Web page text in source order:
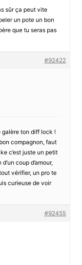
sûr ça peut vite
un pote un bon
que tu seras pas
#92422
galère ton diff lock !
compagnon, faut
c’est juste un petit
coup d’amour,
vérifier, un pro te
curieuse de voir
#92455